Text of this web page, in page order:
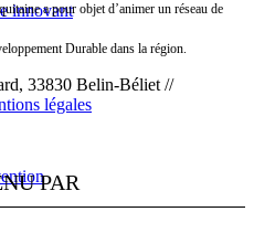
innovant
a pour objet d’animer un réseau de
Durable dans la région.
33830 Belin-Béliet //
légales
PAR